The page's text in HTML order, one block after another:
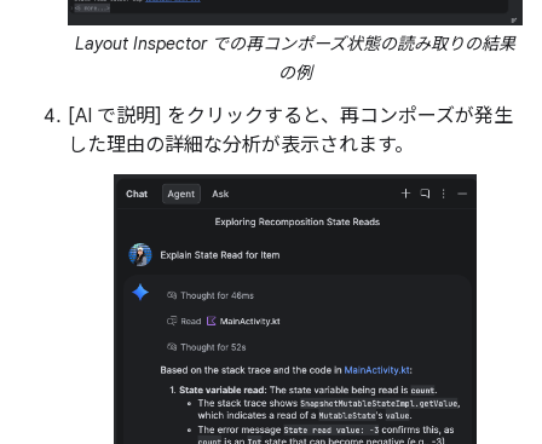
Layout Inspector での再コンポーズ状態の読み取りの結果
の例
[AI で説明] をクリックすると、再コンポーズが発生
した理由の詳細な分析が表示されます。